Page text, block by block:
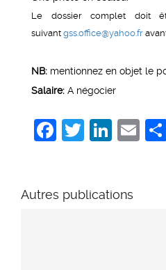
Le dossier complet doit
suivant gss.office@yahoo.fr
NB: mentionnez en objet le
Salaire: A négocier
Facebook
Twitter
Autres publications